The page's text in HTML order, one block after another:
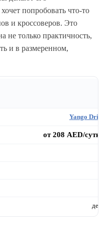
попробовать что-то
и кроссоверов. Это
не только практичность,
и в размеренном,
Yango Drive
от 208 AED/сутки
день